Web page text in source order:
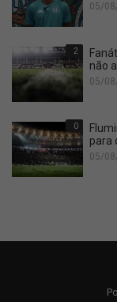
05/
2
não
05/
0
para
05/